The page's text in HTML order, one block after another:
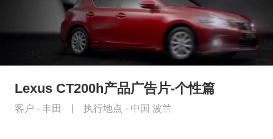
Lexus CT200h产品广告片-个性篇
客户 - 丰田 执行地点 - 中国 波兰